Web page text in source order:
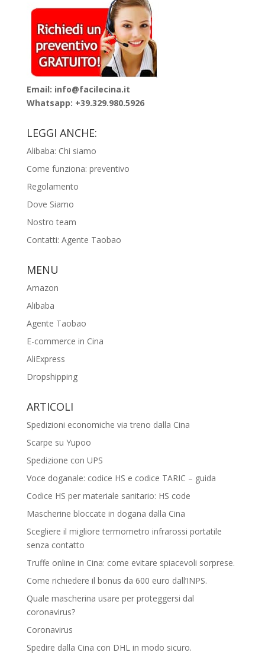
Email: info@facilecina.it
Whatsapp: +39.329.980.5926
LEGGI ANCHE:
Alibaba: Chi siamo
Come funziona: preventivo
Regolamento
Dove Siamo
Nostro team
Contatti: Agente Taobao
MENU
Amazon
Alibaba
Agente Taobao
E-commerce in Cina
AliExpress
Dropshipping
ARTICOLI
Spedizioni economiche via treno dalla Cina
Scarpe su Yupoo
Spedizione con UPS
Voce doganale: codice HS e codice TARIC – guida
Codice HS per materiale sanitario: HS code
Mascherine bloccate in dogana dalla Cina
Scegliere il migliore termometro infrarossi portatile
senza contatto
Truffe online in Cina: come evitare spiacevoli sorprese.
Come richiedere il bonus da 600 euro dall’INPS.
Quale mascherina usare per proteggersi dal
coronavirus?
Coronavirus
Spedire dalla Cina con DHL in modo sicuro.